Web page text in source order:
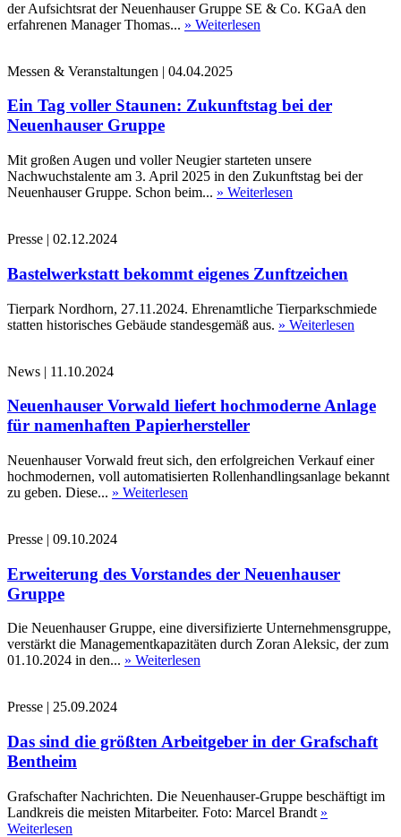
der Aufsichtsrat der Neuenhauser Gruppe SE & Co. KGaA den
erfahrenen Manager Thomas... » Weiterlesen
Messen & Veranstaltungen | 04.04.2025
Ein Tag voller Staunen: Zukunftstag bei der
Neuenhauser Gruppe
Mit großen Augen und voller Neugier starteten unsere
Nachwuchstalente am 3. April 2025 in den Zukunftstag bei der
Neuenhauser Gruppe. Schon beim... » Weiterlesen
Presse | 02.12.2024
Bastelwerkstatt bekommt eigenes Zunftzeichen
Tierpark Nordhorn, 27.11.2024. Ehrenamtliche Tierparkschmiede
statten historisches Gebäude standesgemäß aus. » Weiterlesen
News | 11.10.2024
Neuenhauser Vorwald liefert hochmoderne Anlage
für namenhaften Papierhersteller
Neuenhauser Vorwald freut sich, den erfolgreichen Verkauf einer
hochmodernen, voll automatisierten Rollenhandlingsanlage bekannt
zu geben. Diese... » Weiterlesen
Presse | 09.10.2024
Erweiterung des Vorstandes der Neuenhauser
Gruppe
Die Neuenhauser Gruppe, eine diversifizierte Unternehmensgruppe,
verstärkt die Managementkapazitäten durch Zoran Aleksic, der zum
01.10.2024 in den... » Weiterlesen
Presse | 25.09.2024
Das sind die größten Arbeitgeber in der Grafschaft
Bentheim
Grafschafter Nachrichten. Die Neuenhauser-Gruppe beschäftigt im
Landkreis die meisten Mitarbeiter. Foto: Marcel Brandt »
Weiterlesen